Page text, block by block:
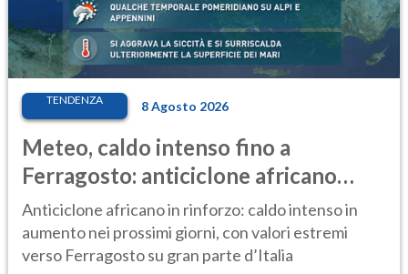
TENDENZA 8 Agosto 2026
Meteo, caldo intenso fino a
Ferragosto: anticiclone africano
ancora protagonista
Anticiclone africano in rinforzo: caldo intenso in
aumento nei prossimi giorni, con valori estremi
verso Ferragosto su gran parte d’Italia